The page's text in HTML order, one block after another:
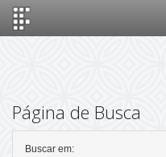
Página de Busca
Buscar em: